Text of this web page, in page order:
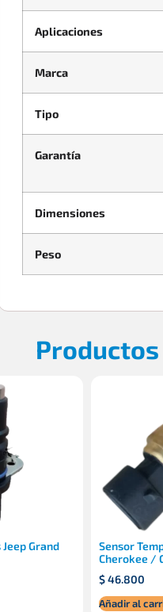
Aplicaciones
Marca
Tipo
Garantía
Dimensiones
Peso
Grand
Sensor
Cherokee /
$46.800
Añadir al